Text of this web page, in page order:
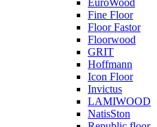
EuroWood
Fine Floor
Floor Fastor
Floorwood
GRIT
Hoffmann
Icon Floor
Invictus
LAMIWOOD
NatisSton